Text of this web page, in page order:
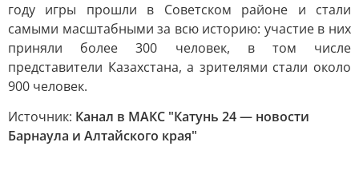
году игры прошли в Советском районе и стали
самыми масштабными за всю историю: участие в них
приняли более 300 человек, в том числе
представители Казахстана, а зрителями стали около
900 человек.
Источник: Канал в МАКС "Катунь 24 — новости
Барнаула и Алтайского края"